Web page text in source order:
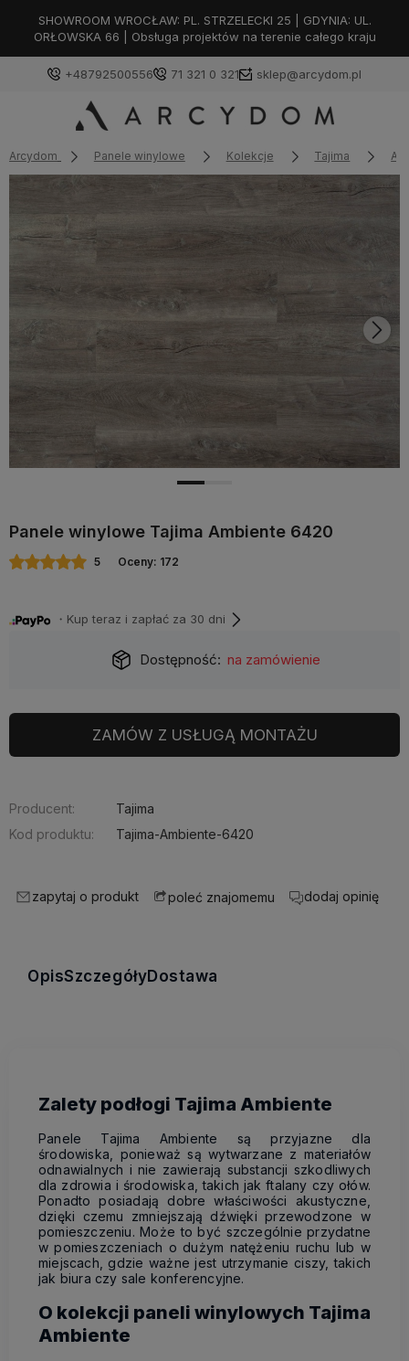
SHOWROOM WROCŁAW: PL. STRZELECKI 25 | GDYNIA: UL.
ORŁOWSKA 66 | Obsługa projektów na terenie całego kraju
+48792500556 71 321 0 321 sklep@arcydom.pl
Arcydom Panele winylowe Kolekcje Tajima
Panele winylowe Tajima Ambiente 6420
5 Oceny: 172
・Kup teraz i zapłać za 30 dni
Dostępność: na zamówienie
ZAMÓW Z USŁUGĄ MONTAŻU
Producent:
Tajima
Kod produktu:
Tajima-Ambiente-6420
zapytaj o produkt poleć znajomemu dodaj opinię
OpisSzczegółyDostawa
Zalety podłogi Tajima Ambiente
Panele Tajima Ambiente są przyjazne dla
środowiska, ponieważ są wytwarzane z materiałów
odnawialnych i nie zawierają substancji szkodliwych
dla zdrowia i środowiska, takich jak ftalany czy ołów.
Ponadto posiadają dobre właściwości akustyczne,
dzięki czemu zmniejszają dźwięki przewodzone w
pomieszczeniu. Może to być szczególnie przydatne
w pomieszczeniach o dużym natężeniu ruchu lub w
miejscach, gdzie ważne jest utrzymanie ciszy, takich
jak biura czy sale konferencyjne.
O kolekcji paneli winylowych Tajima
Ambiente